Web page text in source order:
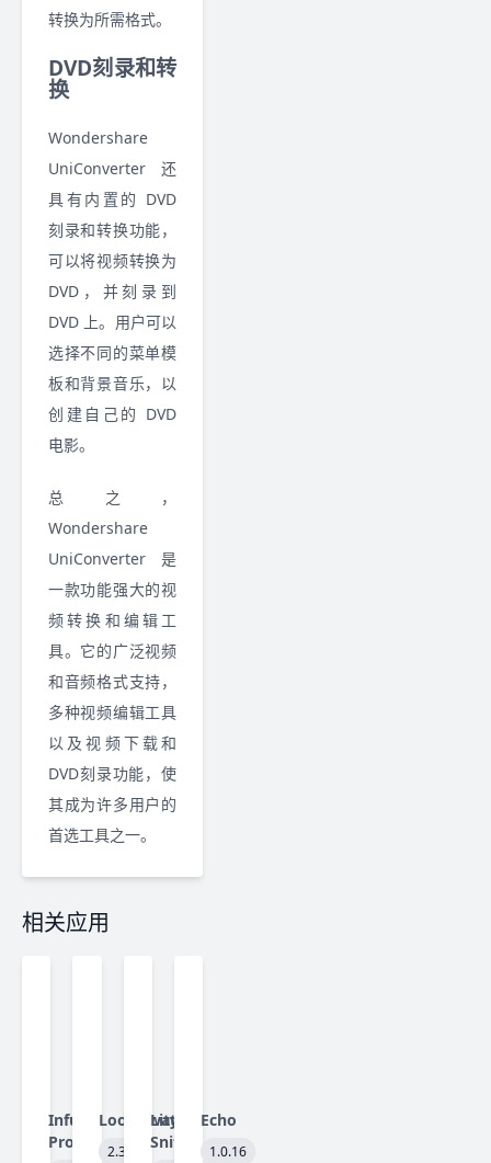
转换为所需格式。
DVD刻录和转
换
Wondershare
UniConverter 还
具有内置的 DVD
刻录和转换功能，
可以将视频转换为
DVD，并刻录到
DVD 上。用户可以
选择不同的菜单模
板和背景音乐，以
创建自己的 DVD
电影。
总之，
Wondershare
UniConverter 是
一款功能强大的视
频转换和编辑工
具。它的广泛视频
和音频格式支持，
多种视频编辑工具
以及视频下载和
DVD刻录功能，使
其成为许多用户的
首选工具之一。
相关应用
Infuse
Pro
LookAway
2.3.0
Little
Snitch
Echo
1.0.16